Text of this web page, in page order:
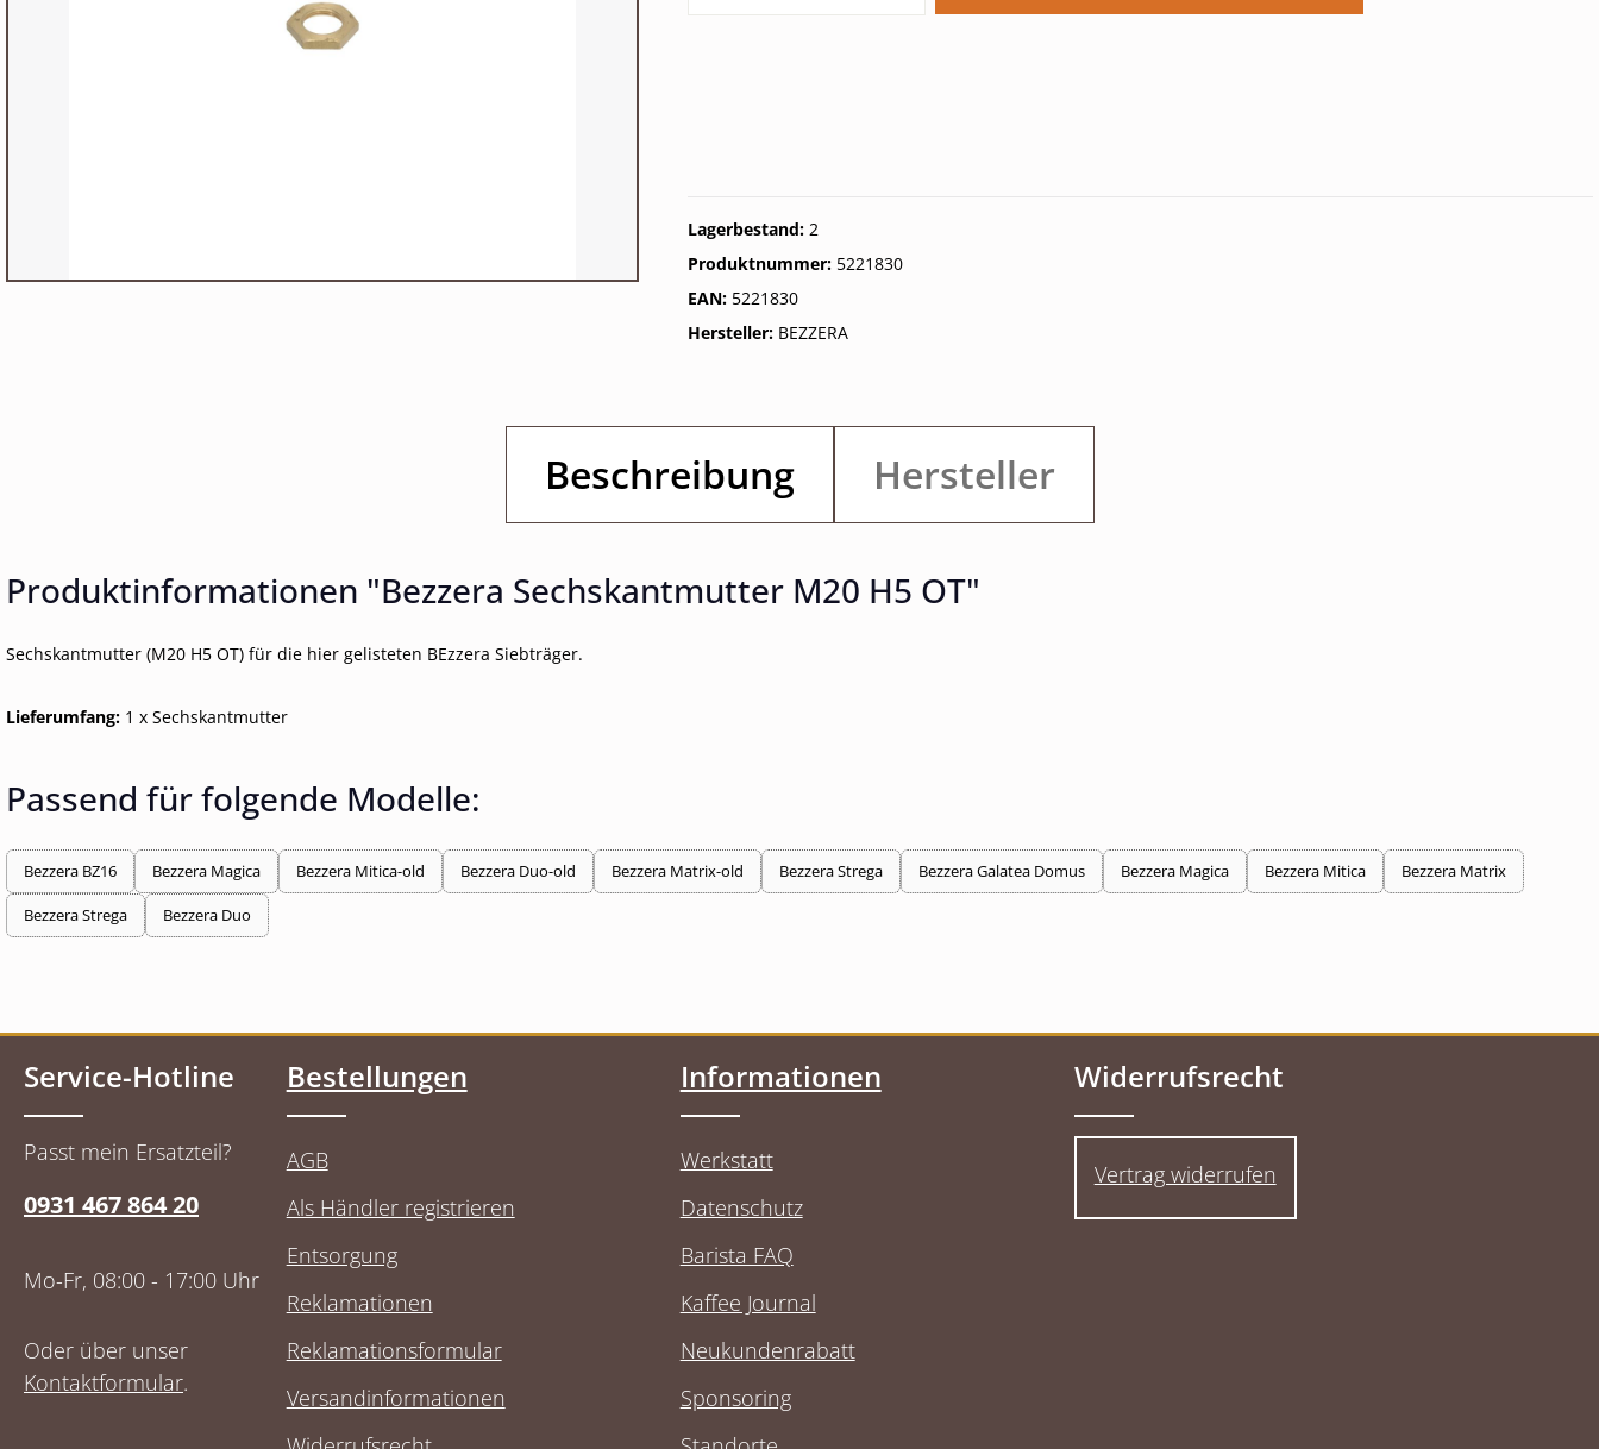
Lagerbestand: 2
Produktnummer: 5221830
EAN: 5221830
Hersteller: BEZZERA
Beschreibung Hersteller
Produktinformationen "Bezzera Sechskantmutter M20 H5 OT"
Sechskantmutter (M20 H5 OT) für die hier gelisteten BEzzera Siebträger.
Lieferumfang: 1 x Sechskantmutter
Passend für folgende Modelle:
Bezzera BZ16 Bezzera Magica Bezzera Mitica-old Bezzera Duo-old Bezzera Matrix-old Bezzera Strega Bezzera Galatea Domus Bezzera Magica Bezzera Mitica Bezzera Matrix
Bezzera Strega Bezzera Duo
Service-Hotline
Passt mein Ersatzteil?
0931 467 864 20
Mo-Fr, 08:00 - 17:00 Uhr
Oder über unser
Kontaktformular.
Bestellungen
AGB
Als Händler registrieren
Entsorgung
Reklamationen
Reklamationsformular
Versandinformationen
Informationen
Werkstatt
Datenschutz
Barista FAQ
Kaffee Journal
Neukundenrabatt
Sponsoring
Widerrufsrecht
Vertrag widerrufen